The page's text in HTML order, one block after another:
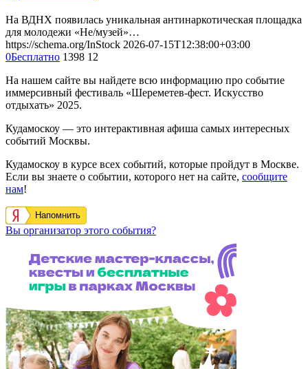
На ВДНХ появилась уникальная антинаркотическая площадка
для молодежи «Не/музей»…
https://schema.org/InStock 2026-07-15T12:38:00+03:00
0Бесплатно 1398 12
На нашем сайте вы найдете всю информацию про событие
иммерсивный фестиваль «Шереметев-фест. Искусство
отдыхать» 2025.
Кудамоскоу — это интерактивная афиша самых интересных
событий Москвы.
Кудамоскоу в курсе всех событий, которые пройдут в Москве.
Если вы знаете о событии, которого нет на сайте, сообщите
нам!
Напомнить
Вы организатор этого события?